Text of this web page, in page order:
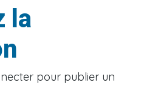
la
pour publier un